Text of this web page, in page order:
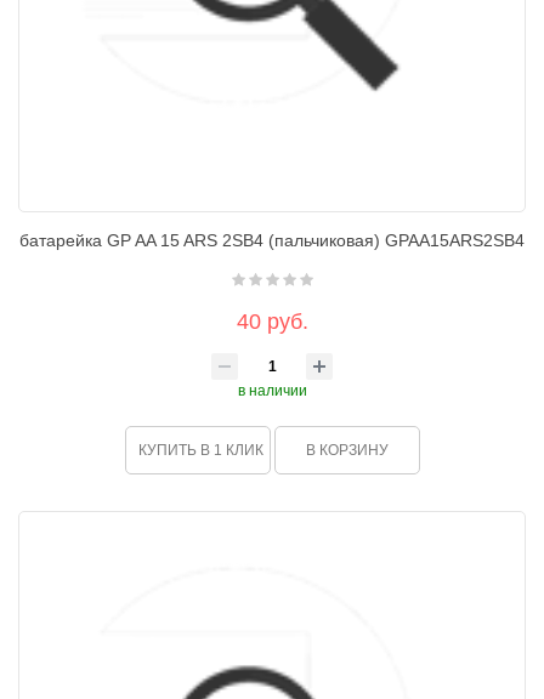
батарейка GP AA 15 ARS 2SB4 (пальчиковая) GPAA15ARS2SB4
40 руб.
в наличии
КУПИТЬ В 1 КЛИК В КОРЗИНУ